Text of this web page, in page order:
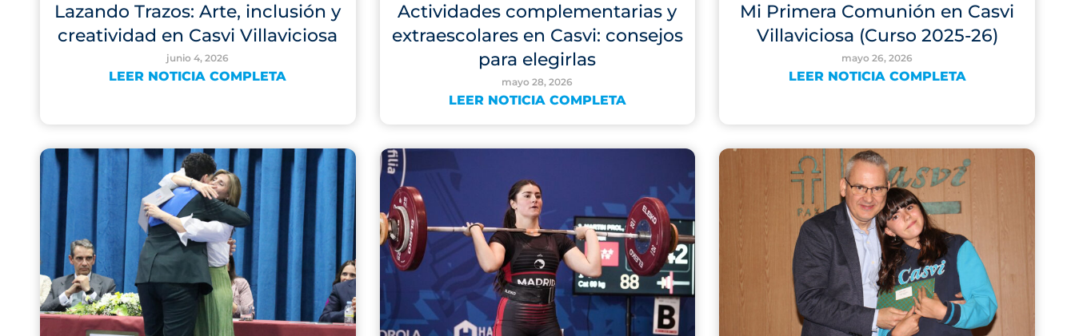
Lazando Trazos: Arte, inclusión y
creatividad en Casvi Villaviciosa
junio 4, 2026
LEER NOTICIA COMPLETA
Actividades complementarias y
extraescolares en Casvi: consejos
para elegirlas
mayo 28, 2026
LEER NOTICIA COMPLETA
Mi Primera Comunión en Casvi
Villaviciosa (Curso 2025-26)
mayo 26, 2026
LEER NOTICIA COMPLETA